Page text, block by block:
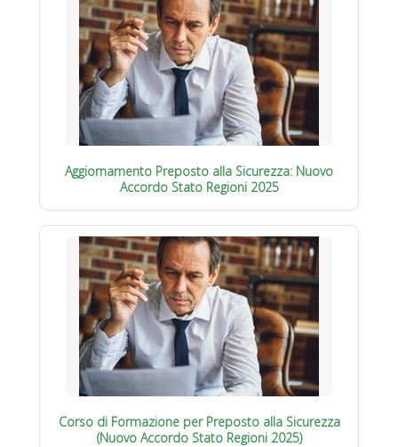
Aggiornamento Preposto alla Sicurezza: Nuovo
Accordo Stato Regioni 2025
Corso di Formazione per Preposto alla Sicurezza
(Nuovo Accordo Stato Regioni 2025)